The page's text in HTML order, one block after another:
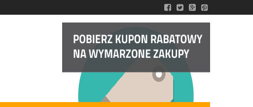
DZISIAJ